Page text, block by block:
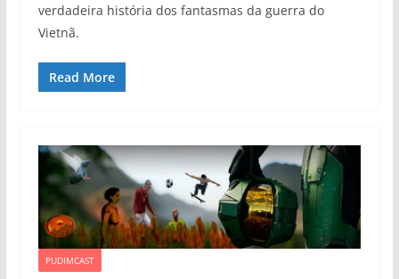
verdadeira história dos fantasmas da guerra do
Vietnã.
Read More
PUDIMCAST